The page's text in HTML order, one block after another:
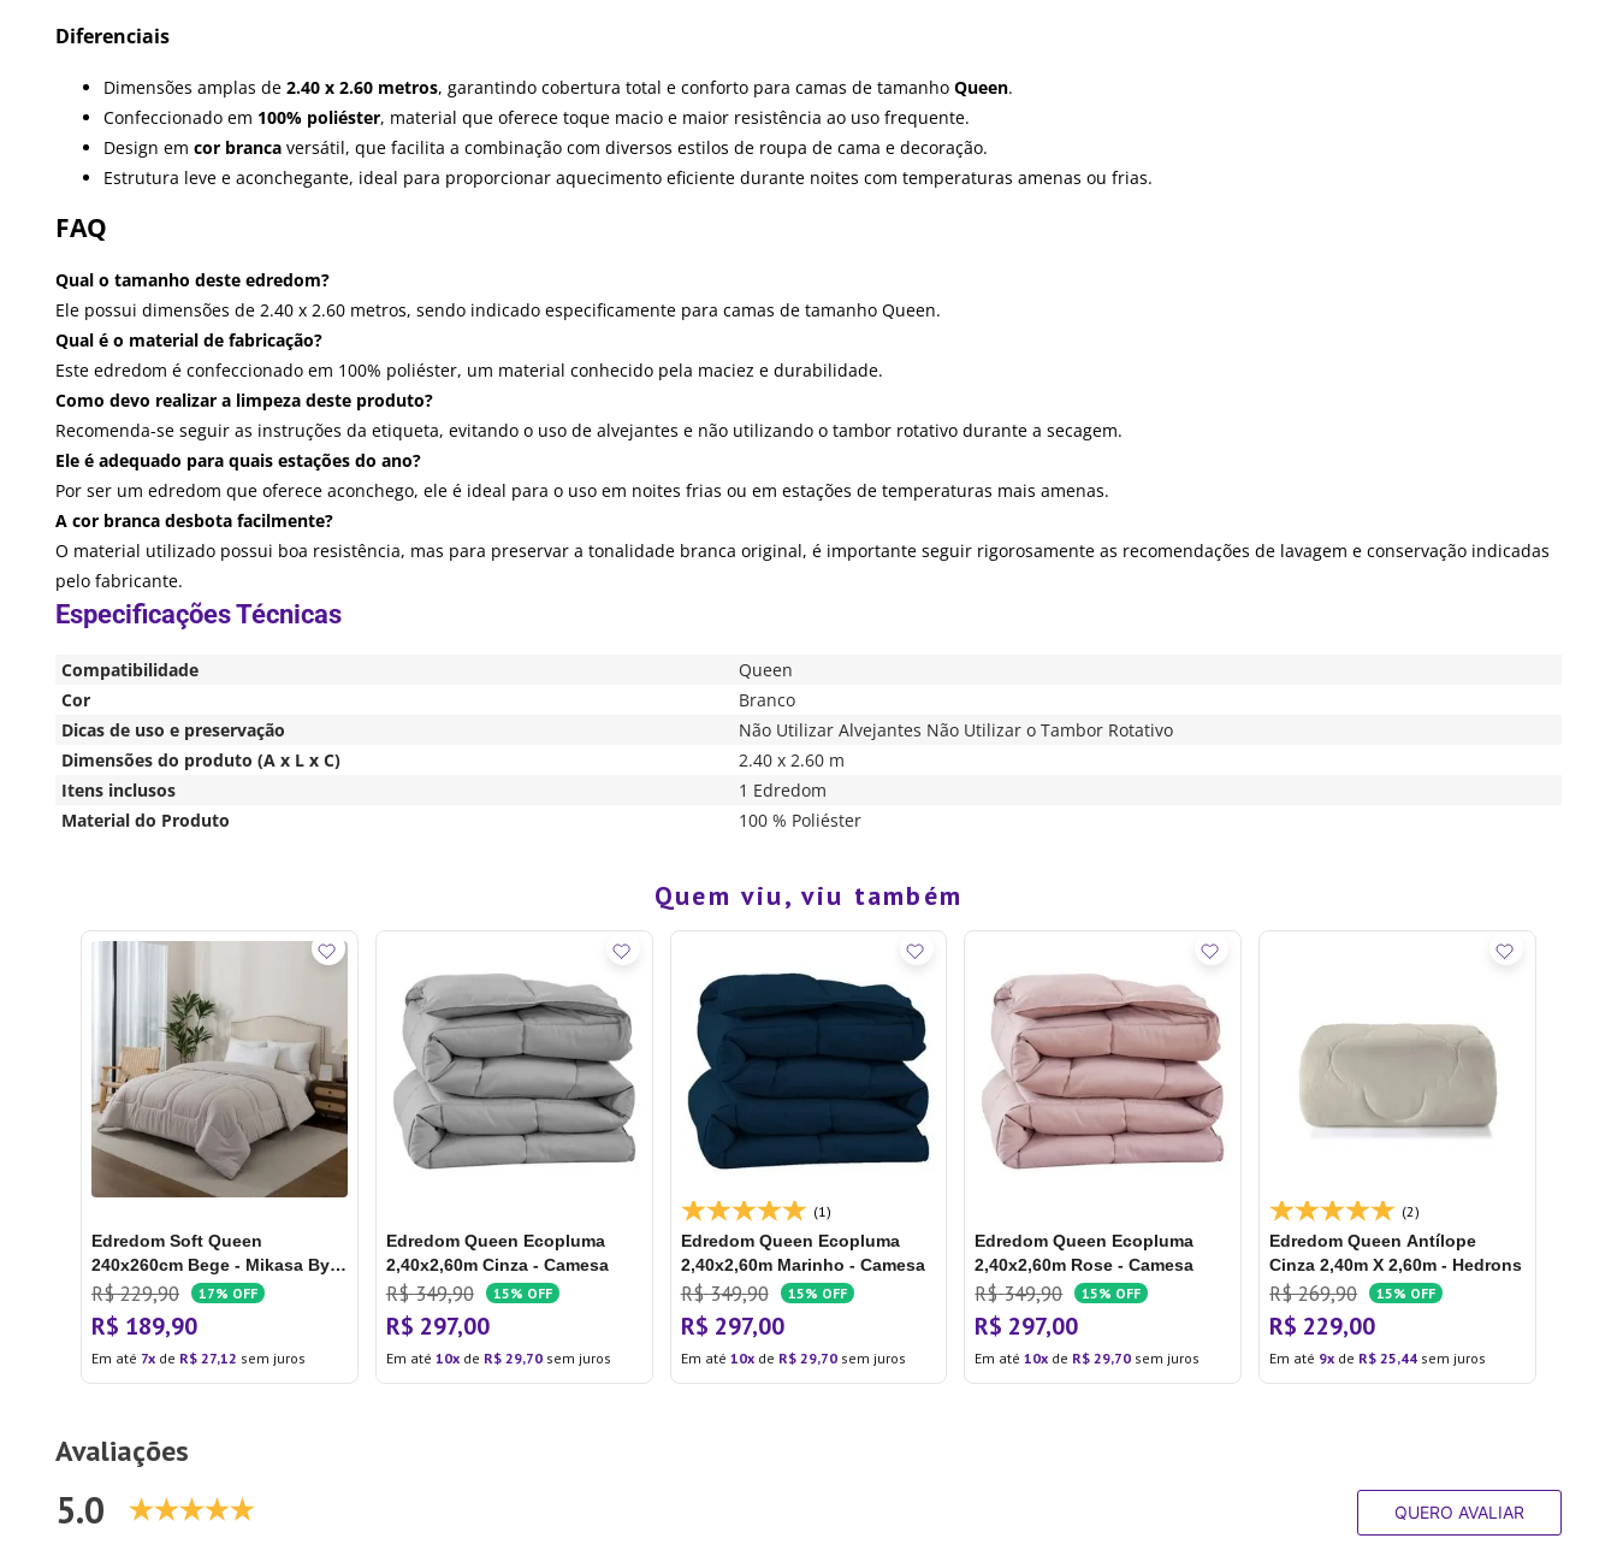
Diferenciais
Dimensões amplas de 2.40 x 2.60 metros, garantindo cobertura total e conforto para camas de tamanho Queen.
Confeccionado em 100% poliéster, material que oferece toque macio e maior resistência ao uso frequente.
Design em cor branca versátil, que facilita a combinação com diversos estilos de roupa de cama e decoração.
Estrutura leve e aconchegante, ideal para proporcionar aquecimento eficiente durante noites com temperaturas amenas ou frias.
FAQ
Qual o tamanho deste edredom?
Ele possui dimensões de 2.40 x 2.60 metros, sendo indicado especificamente para camas de tamanho Queen.
Qual é o material de fabricação?
Este edredom é confeccionado em 100% poliéster, um material conhecido pela maciez e durabilidade.
Como devo realizar a limpeza deste produto?
Recomenda-se seguir as instruções da etiqueta, evitando o uso de alvejantes e não utilizando o tambor rotativo durante a secagem.
Ele é adequado para quais estações do ano?
Por ser um edredom que oferece aconchego, ele é ideal para o uso em noites frias ou em estações de temperaturas mais amenas.
A cor branca desbota facilmente?
O material utilizado possui boa resistência, mas para preservar a tonalidade branca original, é importante seguir rigorosamente as recomendações de lavagem e conservação indicadas
pelo fabricante.
Compatibilidade
Queen
Cor
Branco
Dicas de uso e preservação
Não Utilizar Alvejantes Não Utilizar o Tambor Rotativo
Dimensões do produto (A x L x C)
2.40 x 2.60 m
Itens inclusos
1 Edredom
Material do Produto
100 % Poliéster
Quem viu, viu também
Edredom Soft Queen
240x260cm Bege - Mikasa By
Chalesco
R$ 229,90 17% OFF
R$ 189,90
Em até 7 de R$ 27,12 sem juros
Edredom Queen Ecopluma
2,40x2,60m Cinza - Camesa
R$ 349,90 15% OFF
R$ 297,00
Em até 10 de R$ 29,70sem juros
(1)
Edredom Queen Ecopluma
2,40x2,60m Marinho - Camesa
R$ 349,90 15% OFF
R$ 297,00
Em até 10 de R$ 29,70sem juros
Edredom Queen Ecopluma
2,40x2,60m Rose - Camesa
R$ 349,90 15% OFF
R$ 297,00
Em até10 de R$ 29,70 sem juros
(2)
Edredom Queen Antílope
Cinza 2,40m X 2,60m - Hedrons
R$ 269,90 15% OFF
R$ 229,00
Em até 9 de R$ 25,44 sem juros
Avaliações
5.0 QUERO AVALIAR